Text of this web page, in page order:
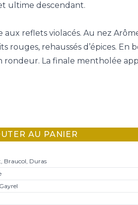
ultime descendant.
reflets violacés. Au nez
rouges, rehaussés d’épices. En
rondeur. La finale mentholée
AU PANIER
Braucol, Duras